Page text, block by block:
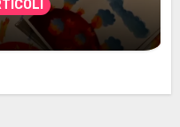
stampabili